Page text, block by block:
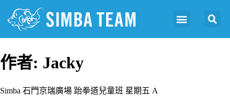
作者: Jacky
Simba 石門京瑞廣場 跆拳道兒童班 星期五 A